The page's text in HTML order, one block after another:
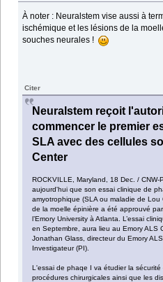
À noter : Neuralstem vise aussi à
ischémique et les lésions de la
souches neurales !
Citer
Neuralstem reçoit
commencer le premier
SLA avec des cellules
Center
ROCKVILLE, Maryland, 18 Dec. / CNW-
aujourd'hui que son essai clinique de
amyotrophique (SLA ou maladie de
de la moelle épinière a été approuvé
l’Emory University à Atlanta. L’essai
en Septembre, aura lieu au Emory ALS
Jonathan Glass, directeur du Emory
Investigateur (PI).
L'essai de phaqe I va étudier la
procédures chirurgicales ainsi que les